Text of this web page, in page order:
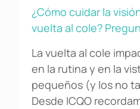
¿Cómo cuidar la
vuelta al cole?
La vuelta al cole
en la rutina y en la
pequeños (y los no
Desde ICQO